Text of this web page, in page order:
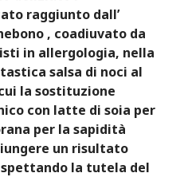
raggiunto dall’
, coadiuvato da
in allergologia, nella
salsa di noci al
la sostituzione
con latte di soia per
per la sapidità
un risultato
la tutela del